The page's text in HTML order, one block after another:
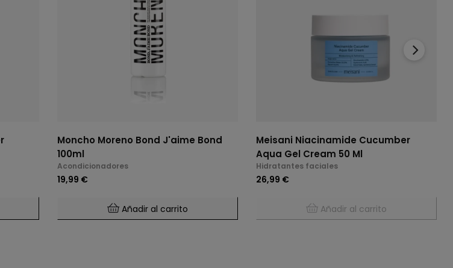
Moncho Moreno Bond J'aime Bond
100ml
Acondicionadores
19,99 €
Añadir al carrito
Meisani Niacinamide Cucumber
Aqua Gel Cream 50 Ml
Hidratantes faciales
26,99 €
Añadir al carrito
›